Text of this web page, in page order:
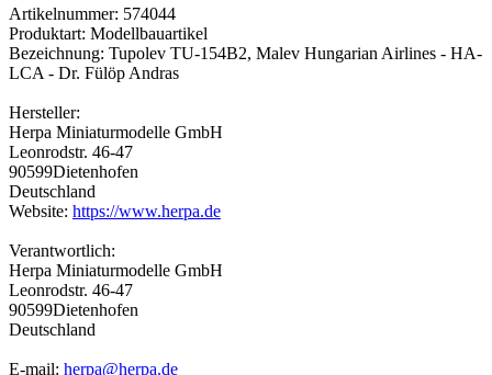
Artikelnummer: 574044
Produktart: Modellbauartikel
Bezeichnung: Tupolev TU-154B2, Malev Hungarian Airlines - HA-
LCA - Dr. Fülöp Andras
Hersteller:
Herpa Miniaturmodelle GmbH
Leonrodstr. 46-47
90599Dietenhofen
Deutschland
Website: https://www.herpa.de
Verantwortlich:
Herpa Miniaturmodelle GmbH
Leonrodstr. 46-47
90599Dietenhofen
Deutschland
E-mail: herpa@herpa.de